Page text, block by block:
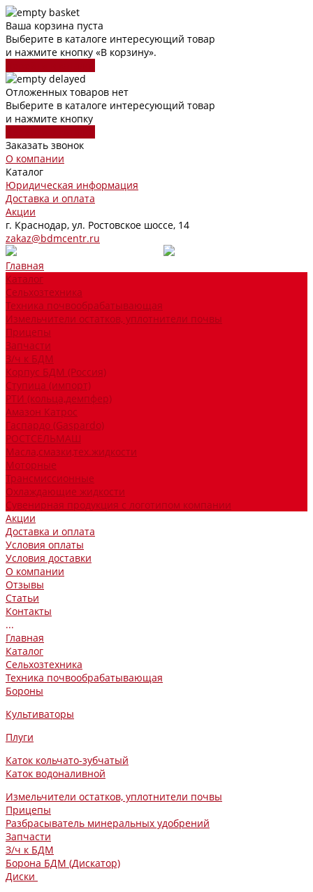
Ваша корзина пуста
Выберите в каталоге интересующий товар
и нажмите кнопку «В корзину».
Отложенных товаров нет
Выберите в каталоге интересующий товар
и нажмите кнопку
Заказать звонок
О компании
Каталог
Юридическая информация
Доставка и оплата
Акции
г. Краснодар, ул. Ростовское шоссе, 14
zakaz@bdmcentr.ru
Главная
Каталог
Сельхозтехника
Техника почвообрабатывающая
Измельчители остатков, уплотнители почвы
Прицепы
Запчасти
З/ч к БДМ
Корпус БДМ (Россия)
Ступица (импорт)
РТИ (кольца,демпфер)
Амазон Катрос
Гаспардо (Gaspardo)
РОСТСЕЛЬМАШ
Масла,смазки,тех.жидкости
Моторные
Трансмиссионные
Охлаждающие жидкости
Сувенирная продукция с логотипом компании
Акции
Доставка и оплата
Условия оплаты
Условия доставки
О компании
Отзывы
Статьи
Контакты
...
Главная
Каталог
Сельхозтехника
Техника почвообрабатывающая
Бороны
Культиваторы
Плуги
Каток кольчато-зубчатый
Каток водоналивной
Измельчители остатков, уплотнители почвы
Прицепы
Разбрасыватель минеральных удобрений
Запчасти
З/ч к БДМ
Борона БДМ (Дискатор)
Диски